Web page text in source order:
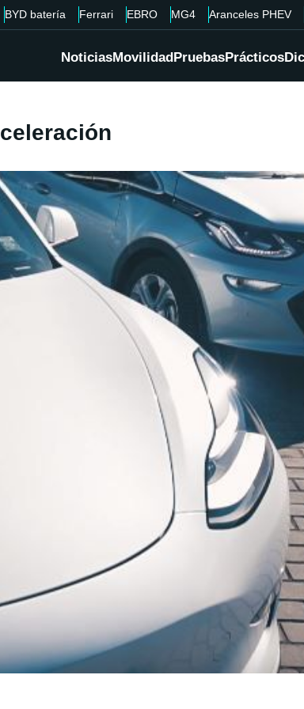
BYD batería Ferrari EBRO MG4 Aranceles PHEV
NoticiasMovilidadPruebasPrácticos